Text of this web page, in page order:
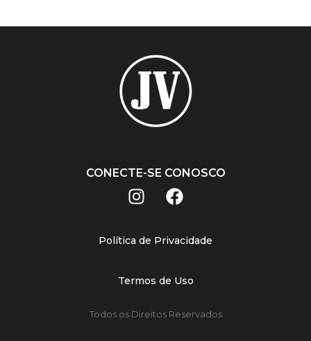
CONECTE-SE CONOSCO
Política de Privacidade
Termos de Uso
Todos os Direitos Reservados